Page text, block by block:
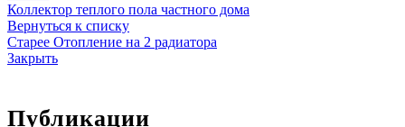
Коллектор теплого пола частного дома
Вернуться к списку
Старее Отопление на 2 радиатора
Закрыть
Публикации